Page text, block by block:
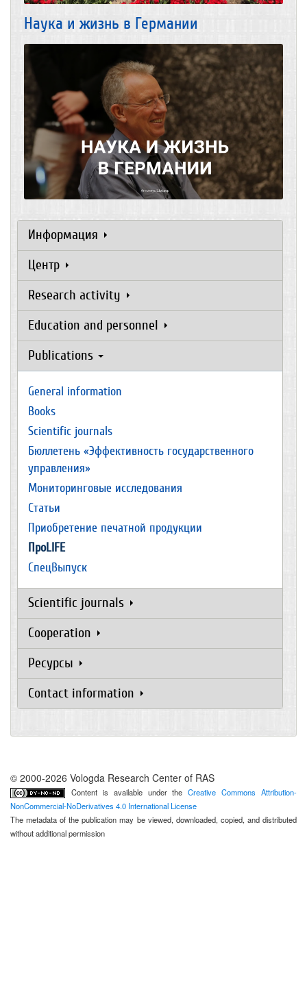
Наука и жизнь в Германии
Информация
Центр
Research activity
Education and personnel
Publications
General information
Books
Scientific journals
Бюллетень «Эффективность государственного
управления»
Мониторинговые исследования
Статьи
Приобретение печатной продукции
ПроLIFE
СпецВыпуск
Scientific journals
Cooperation
Ресурсы
Contact information
© 2000-2026 Vologda Research Center of RAS
Content is available under theCreative Commons Attribution-
NonCommercial-NoDerivatives 4.0 International License
The metadata of the publication may be viewed, downloaded, copied, and distributed
without additional permission